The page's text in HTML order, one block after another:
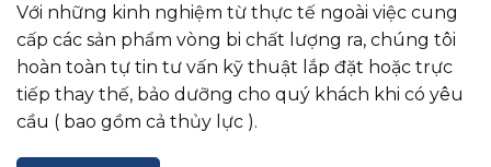
Với những kinh nghiệm từ thực tế ngoài việc cung
cấp các sản phẩm vòng bi chất lượng ra, chúng tôi
hoàn toàn tự tin tư vấn kỹ thuật lắp đặt hoặc trực
tiếp thay thế, bảo dưỡng cho quý khách khi có yêu
cầu ( bao gồm cả thủy lực ).